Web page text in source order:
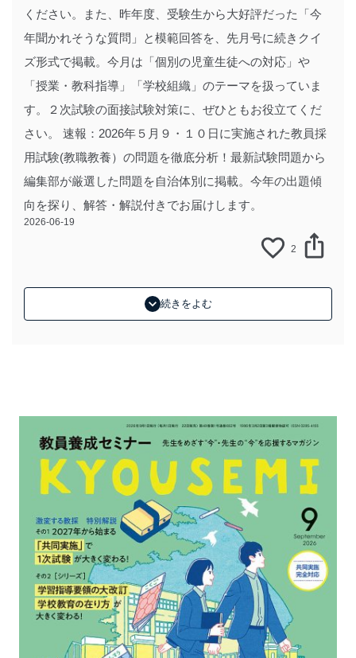
ください。また、昨年度、受験生から大好評だった「今
年聞かれそうな質問」と模範回答を、先月号に続きクイ
ズ形式で掲載。今月は「個別の児童生徒への対応」や
「授業・教科指導」「学校組織」のテーマを扱っていま
す。２次試験の面接試験対策に、ぜひともお役立てくだ
さい。 速報：2026年５月９・１０日に実施された教員採
用試験(教職教養）の問題を徹底分析！最新試験問題から
編集部が厳選した問題を自治体別に掲載。今年の出題傾
向を探り、解答・解説付きでお届けします。
2026-06-19
2
続きをよむ